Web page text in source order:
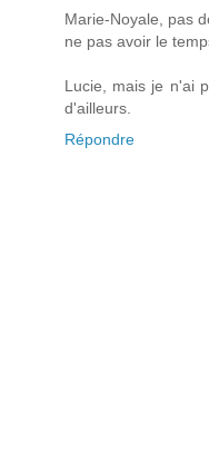
Marie-Noyale, pas
ne pas avoir le
Lucie, mais je n'ai
d'ailleurs.
Répondre